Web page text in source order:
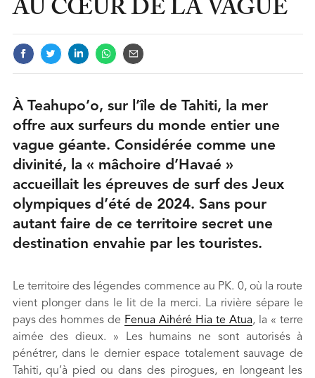
AU CŒUR DE LA VAGUE
À Teahupo’o, sur l’île de Tahiti, la mer
offre aux surfeurs du monde entier une
vague géante. Considérée comme une
divinité, la « mâchoire d’Havaé »
accueillait les épreuves de surf des Jeux
olympiques d’été de 2024. Sans pour
autant faire de ce territoire secret une
destination envahie par les touristes.
Le territoire des légendes commence au PK. 0, où la route
vient plonger dans le lit de la merci. La rivière sépare le
pays des hommes de Fenua Aihéré Hia te Atua, la « terre
aimée des dieux. » Les humains ne sont autorisés à
pénétrer, dans le dernier espace totalement sauvage de
Tahiti, qu’à pied ou dans des pirogues, en longeant les